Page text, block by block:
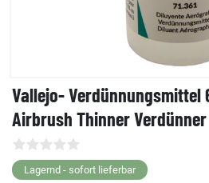
Vallejo- Verdünnungsmittel
Airbrush Thinner Verdünner
Lagernd - sofort lieferbar